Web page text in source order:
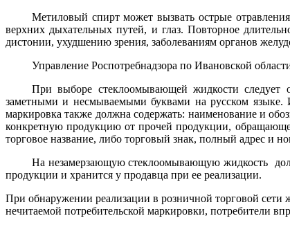
Метиловый спирт может вызвать острые
верхних дыхательных путей, и глаз. Повторное
дистонии, ухудшению зрения, заболеваниям органов
Управление Роспотребнадзора по Ивановской
При выборе стеклоомывающей жидкости следует
заметными и несмываемыми буквами на русском языке.
маркировка также должна содержать: наименование и
конкретную продукцию от прочей продукции,
торговое название, либо торговый знак, полный адрес и
На незамерзающую стеклоомывающую жидкость
продукции и хранится у продавца при ее реализации.
При обнаружении реализации в розничной торговой сети
нечитаемой потребительской маркировки, потребители